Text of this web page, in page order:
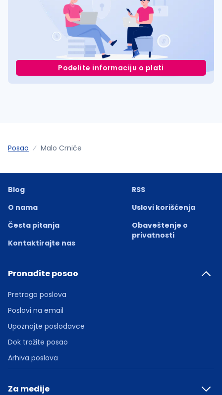
Podelite informaciju o plati
Posao Malo Crniće
Blog
O nama
Česta pitanja
Kontaktirajte nas
RSS
Uslovi korišćenja
Obaveštenje o
privatnosti
Pronađite posao
Pretraga poslova
Poslovi na email
Upoznajte poslodavce
Dok tražite posao
Arhiva poslova
Za medije